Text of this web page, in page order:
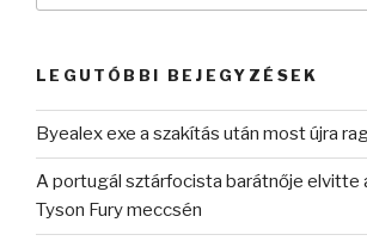
LEGUTÓBBI BEJEGYZÉSEK
Byealex exe a szakítás után most újra
A portugál sztárfocista barátnője elvitte
Tyson Fury meccsén